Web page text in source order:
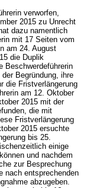
verworfen,
2015 zu Unrecht
dazu namentlich
mit 17 Seiten vom
am 24. August
die Duplik
Beschwerdeführerin
Begründung, ihre
die Fristverlängerung
am 12. Oktober
2015 mit der
die mit
Fristverlängerung
2015 ersuchte
bis 25.
einige
und nachdem
zur Besprechung
nach entsprechenden
abzugeben.